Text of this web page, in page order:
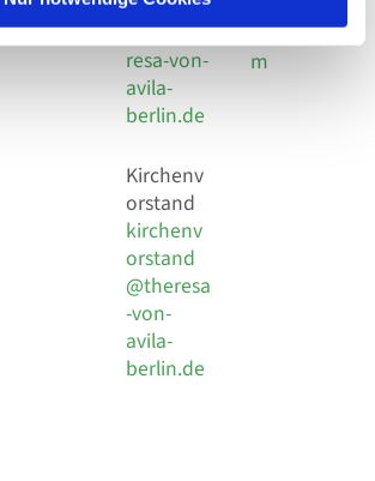
info@the
resa-von-
avila-
berlin.de
Kirchenv
orstand
kirchenv
orstand
@theresa
-von-
avila-
berlin.de
Impressu
m